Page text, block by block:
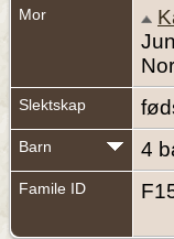
Mor
Slektskap
Barn 4
Famile ID